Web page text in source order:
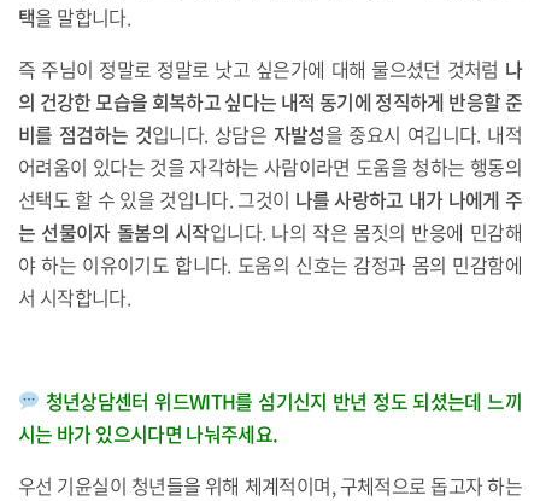
택을 말합니다.
즉 주님이 정말로 정말로 낫고 싶은가에 대해 물으셨던 것처럼 나
의 건강한 모습을 회복하고 싶다는 내적 동기에 정직하게 반응할 준
비를 점검하는 것입니다. 상담은 자발성을 중요시 여깁니다. 내적
어려움이 있다는 것을 자각하는 사람이라면 도움을 청하는 행동의
선택도 할 수 있을 것입니다. 그것이 나를 사랑하고 내가 나에게 주
는 선물이자 돌봄의 시작입니다. 나의 작은 몸짓의 반응에 민감해
야 하는 이유이기도 합니다. 도움의 신호는 감정과 몸의 민감함에
서 시작합니다.
청년상담센터 위드WITH를 섬기신지 반년 정도 되셨는데 느끼
시는 바가 있으시다면 나눠주세요.
우선 기윤실이 청년들을 위해 체계적이며, 구체적으로 돕고자 하는